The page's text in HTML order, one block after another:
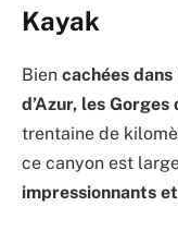
Kayak
Bien cachées
d’Azur, les Gorges
trentaine de
ce canyon est
impressionnants